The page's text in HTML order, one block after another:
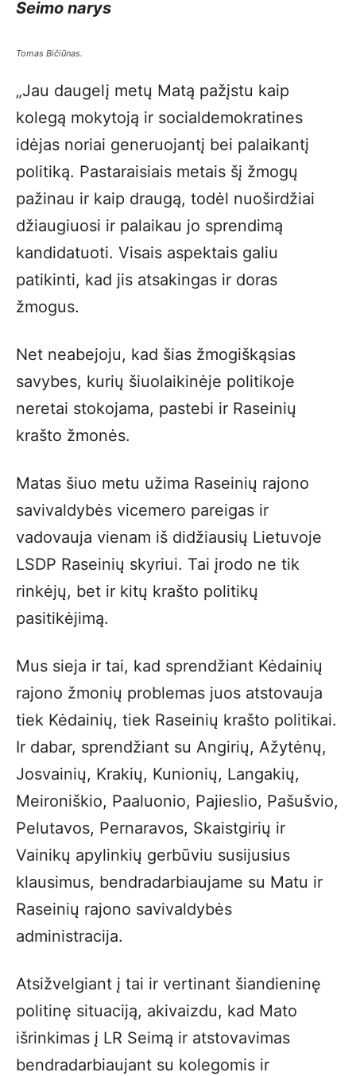
Seimo narys
Tomas Bičiūnas.
„Jau daugelį metų Matą pažįstu kaip
kolegą mokytoją ir socialdemokratines
idėjas noriai generuojantį bei palaikantį
politiką. Pastaraisiais metais šį žmogų
pažinau ir kaip draugą, todėl nuoširdžiai
džiaugiuosi ir palaikau jo sprendimą
kandidatuoti. Visais aspektais galiu
patikinti, kad jis atsakingas ir doras
žmogus.
Net neabejoju, kad šias žmogiškąsias
savybes, kurių šiuolaikinėje politikoje
neretai stokojama, pastebi ir Raseinių
krašto žmonės.
Matas šiuo metu užima Raseinių rajono
savivaldybės vicemero pareigas ir
vadovauja vienam iš didžiausių Lietuvoje
LSDP Raseinių skyriui. Tai įrodo ne tik
rinkėjų, bet ir kitų krašto politikų
pasitikėjimą.
Mus sieja ir tai, kad sprendžiant Kėdainių
rajono žmonių problemas juos atstovauja
tiek Kėdainių, tiek Raseinių krašto politikai.
Ir dabar, sprendžiant su Angirių, Ažytėnų,
Josvainių, Krakių, Kunionių, Langakių,
Meironiškio, Paaluonio, Pajieslio, Pašušvio,
Pelutavos, Pernaravos, Skaistgirių ir
Vainikų apylinkių gerbūviu susijusius
klausimus, bendradarbiaujame su Matu ir
Raseinių rajono savivaldybės
administracija.
Atsižvelgiant į tai ir vertinant šiandieninę
politinę situaciją, akivaizdu, kad Mato
išrinkimas į LR Seimą ir atstovavimas
bendradarbiaujant su kolegomis ir